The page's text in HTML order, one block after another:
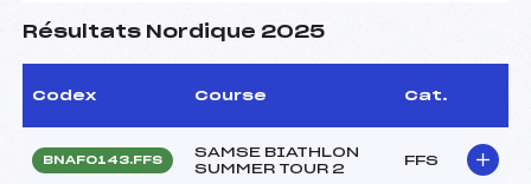
Résultats Nordique 2025
Codex Course Cat.
BNAF0143.FFS
SAMSE BIATHLON
SUMMER TOUR 2
FFS